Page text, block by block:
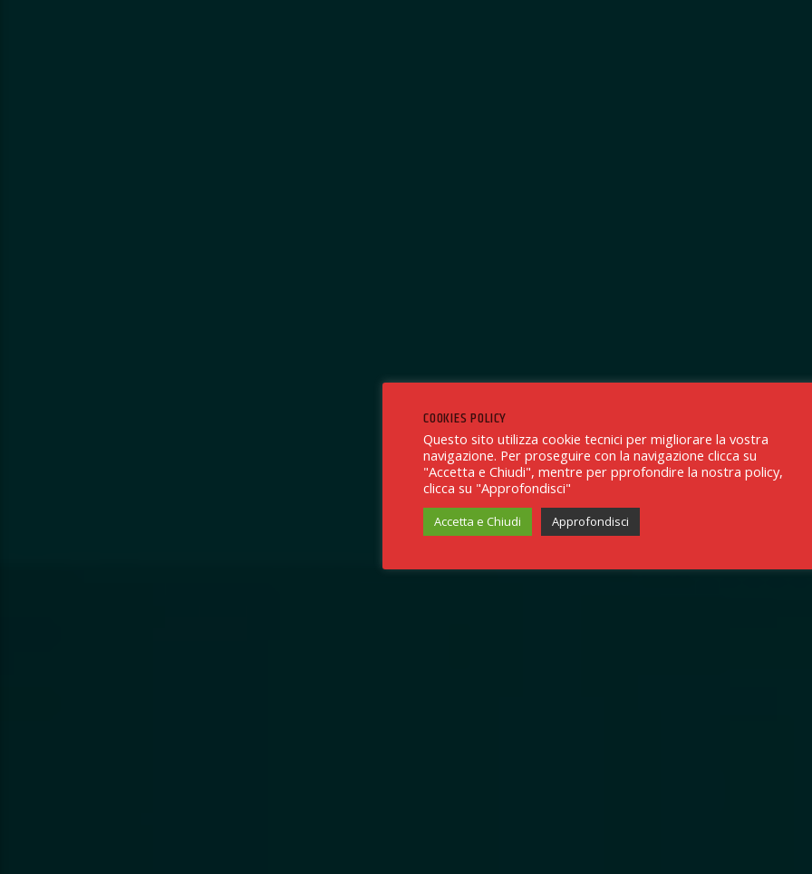
COOKIES POLICY
Questo sito utilizza cookie tecnici per migliorare la vostra
navigazione. Per proseguire con la navigazione clicca su
"Accetta e Chiudi", mentre per pprofondire la nostra policy,
clicca su "Approfondisci"
Accetta e Chiudi Approfondisci